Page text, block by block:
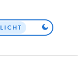
Top
LICHT